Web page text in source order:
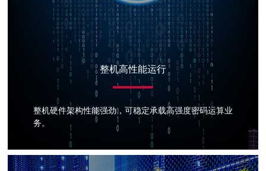
整机高性能运行
整机硬件架构性能强劲，可稳定承载高强度密码运算业
务。